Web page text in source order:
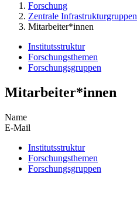
Forschung
Zentrale Infrastrukturgruppen
Mitarbeiter*innen
Institutsstruktur
Forschungsthemen
Forschungsgruppen
Mitarbeiter*innen
Name
E-Mail
Institutsstruktur
Forschungsthemen
Forschungsgruppen